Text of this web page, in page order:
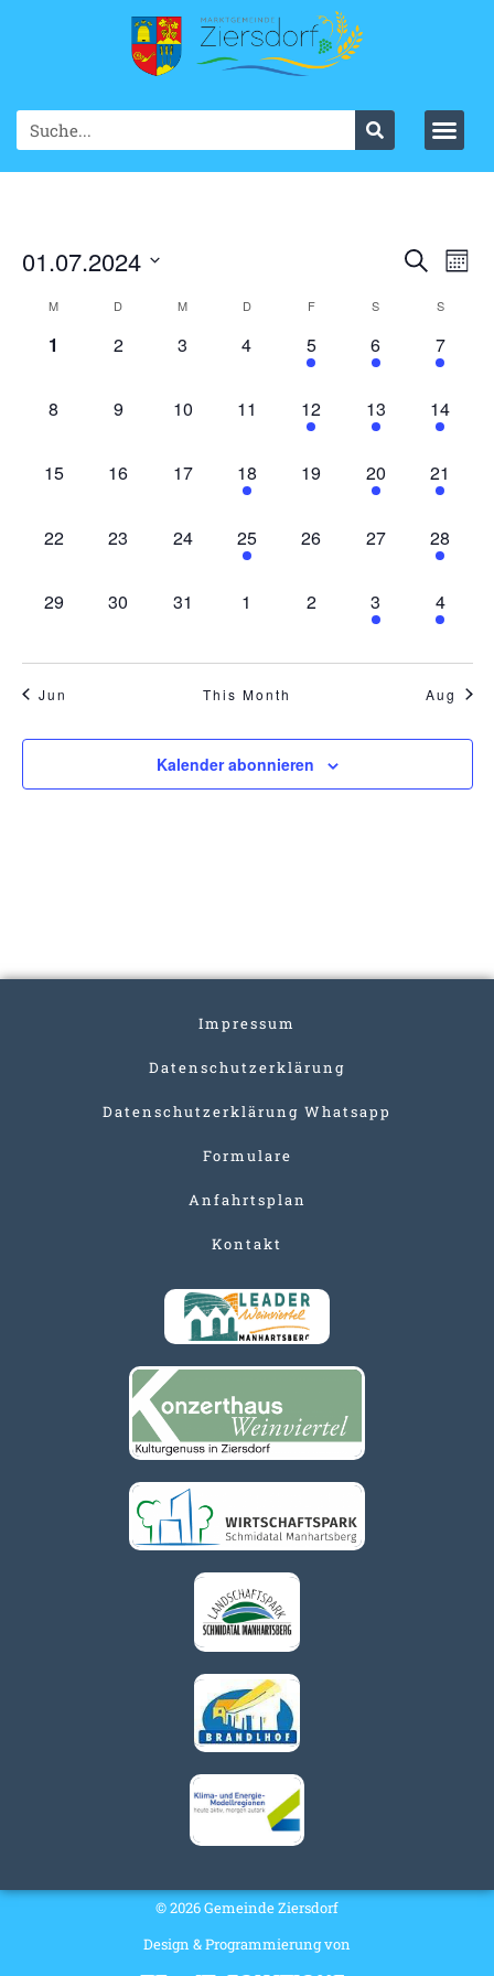
UND
Suche
01.07.2024
wählen.
KALENDER
VON
VERANSTALTUNGEN
M D M D F S S
0 Veranstaltungen,
1 0 Veranstaltungen,
2 0 Veranstaltungen,
3 0 Veranstaltungen,
4 1 Veranstaltung,
5 3
6 5
7
0 Veranstaltungen,
8 0 Veranstaltungen,
9 0 Veranstaltungen,
10 0 Veranstaltungen,
11 1 Veranstaltung,
12 2
13 3
14
0 Veranstaltungen,
15 0 Veranstaltungen,
16 0 Veranstaltungen,
17 1 Veranstaltung,
18 0 Veranstaltungen,
19 1 Veranstaltung,
20 1
21
0 Veranstaltungen,
22 0 Veranstaltungen,
23 0 Veranstaltungen,
24 1 Veranstaltung,
25 0 Veranstaltungen,
26 0
27 1
28
0 Veranstaltungen,
29 0 Veranstaltungen,
30 0 Veranstaltungen,
31 0 Veranstaltungen,
1 0 Veranstaltungen,
2 2
3 2
4
Jun This Month Aug
Kalender abonnieren
Impressum
Datenschutzerklärung
Datenschutzerklärung Whatsapp
Formulare
Anfahrtsplan
Kontakt
© 2026 Gemeinde Ziersdorf
Design & Programmierung von